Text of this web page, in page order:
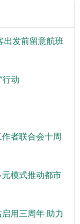
出发前留意航班
行动
者联合会十周
模式推动都市
用三周年 助力